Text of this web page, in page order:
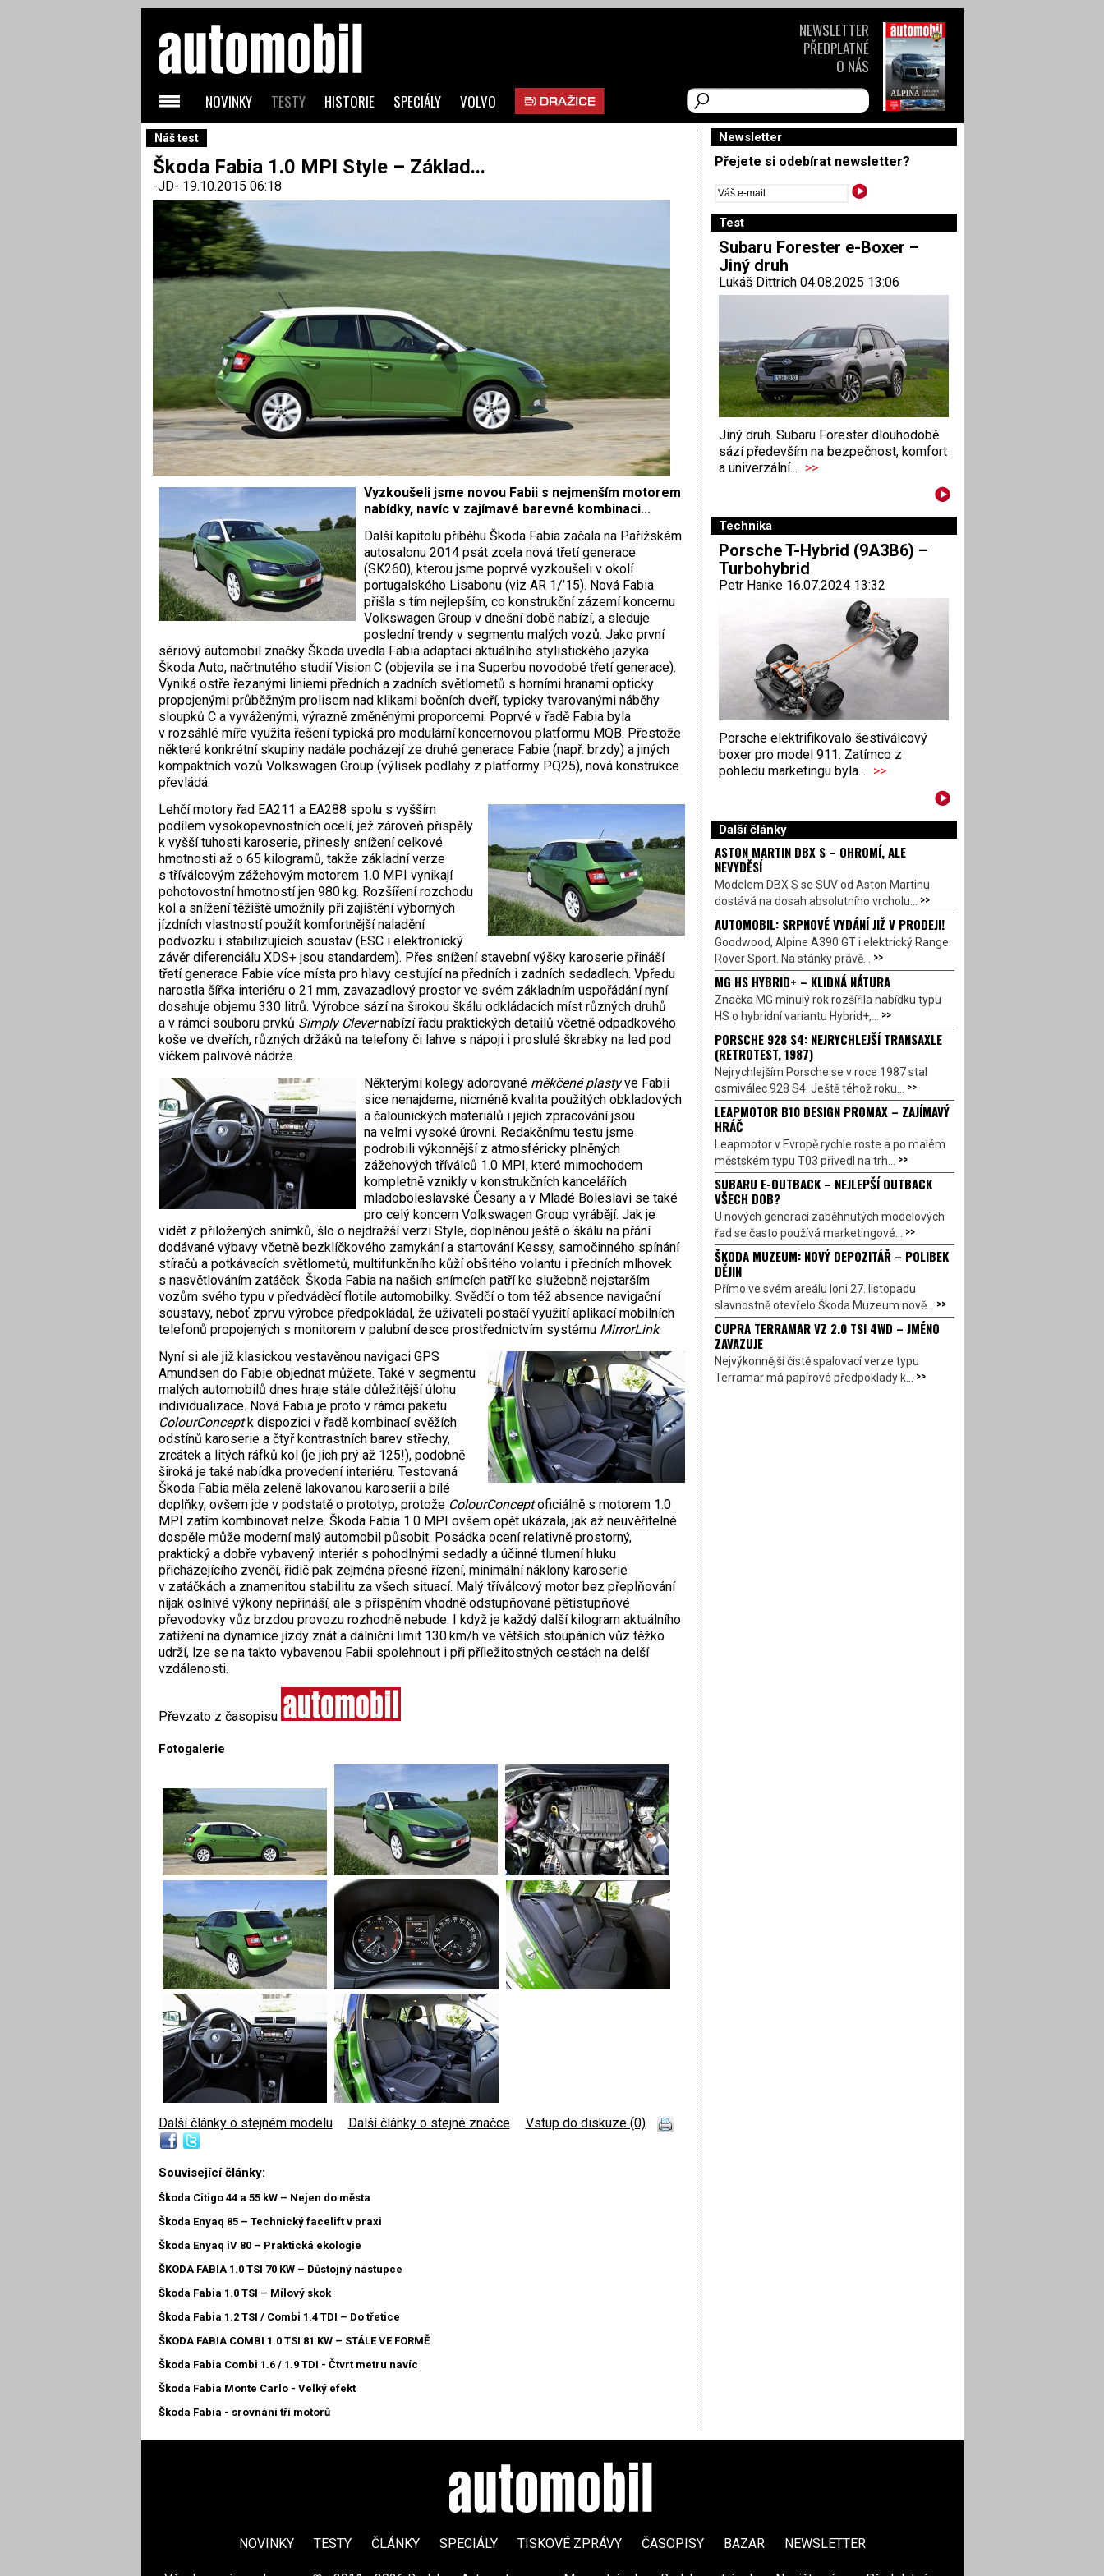
Náš test
Škoda Fabia 1.0 MPI Style – Základ...
-JD- 19.10.2015 06:18
Vyzkoušeli jsme novou Fabii s nejmenším motorem
nabídky, navíc v zajímavé barevné kombinaci...
Další kapitolu příběhu Škoda Fabia začala na Pařížském
autosalonu 2014 psát zcela nová třetí generace
(SK260), kterou jsme poprvé vyzkoušeli v okolí
portugalského Lisabonu (viz AR 1/’15). Nová Fabia
přišla s tím nejlepším, co konstrukční zázemí koncernu
Volkswagen Group v dnešní době nabízí, a sleduje
poslední trendy v segmentu malých vozů. Jako první
sériový automobil značky Škoda uvedla Fabia adaptaci aktuálního stylistického jazyka
Škoda Auto, načrtnutého studií Vision C (objevila se i na Superbu novodobé třetí generace).
Vyniká ostře řezanými liniemi předních a zadních světlometů s horními hranami opticky
propojenými průběžným prolisem nad klikami bočních dveří, typicky tvarovanými náběhy
sloupků C a vyváženými, výrazně změněnými proporcemi. Poprvé v řadě Fabia byla
v rozsáhlé míře využita řešení typická pro modulární koncernovou platformu MQB. Přestože
některé konkrétní skupiny nadále pocházejí ze druhé generace Fabie (např. brzdy) a jiných
kompaktních vozů Volkswagen Group (výlisek podlahy z platformy PQ25), nová konstrukce
převládá.
Lehčí motory řad EA211 a EA288 spolu s vyšším
podílem vysokopevnostních ocelí, jež zároveň přispěly
k vyšší tuhosti karoserie, přinesly snížení celkové
hmotnosti až o 65 kilogramů, takže základní verze
s tříválcovým zážehovým motorem 1.0 MPI vynikají
pohotovostní hmotností jen 980 kg. Rozšíření rozchodu
kol a snížení těžiště umožnily při zajištění výborných
jízdních vlastností použít komfortnější naladění
podvozku i stabilizujících soustav (ESC i elektronický
závěr diferenciálu XDS+ jsou standardem). Přes snížení stavební výšky karoserie přináší
třetí generace Fabie více místa pro hlavy cestující na předních i zadních sedadlech. Vpředu
narostla šířka interiéru o 21 mm, zavazadlový prostor ve svém základním uspořádání nyní
dosahuje objemu 330 litrů. Výrobce sází na širokou škálu odkládacích míst různých druhů
a v rámci souboru prvků Simply Clevernabízí řadu praktických detailů včetně odpadkového
koše ve dveřích, různých držáků na telefony či lahve s nápoji i proslulé škrabky na led pod
víčkem palivové nádrže.
Některými kolegy adorované měkčené plastyve Fabii
sice nenajdeme, nicméně kvalita použitých obkladových
a čalounických materiálů i jejich zpracování jsou
na velmi vysoké úrovni. Redakčnímu testu jsme
podrobili výkonnější z atmosféricky plněných
zážehových tříválců 1.0 MPI, které mimochodem
kompletně vznikly v konstrukčních kancelářích
mladoboleslavské Česany a v Mladé Boleslavi se také
pro celý koncern Volkswagen Group vyrábějí. Jak je
vidět z přiložených snímků, šlo o nejdražší verzi Style, doplněnou ještě o škálu na přání
dodávané výbavy včetně bezklíčkového zamykání a startování Kessy, samočinného spínání
stíračů a potkávacích světlometů, multifunkčního kůží obšitého volantu i předních mlhovek
s nasvětlováním zatáček. Škoda Fabia na našich snímcích patří ke služebně nejstarším
vozům svého typu v předváděcí flotile automobilky. Svědčí o tom též absence navigační
soustavy, neboť zprvu výrobce předpokládal, že uživateli postačí využití aplikací mobilních
telefonů propojených s monitorem v palubní desce prostřednictvím systému MirrorLink.
Nyní si ale již klasickou vestavěnou navigaci GPS
Amundsen do Fabie objednat můžete. Také v segmentu
malých automobilů dnes hraje stále důležitější úlohu
individualizace. Nová Fabia je proto v rámci paketu
ColourConceptk dispozici v řadě kombinací svěžích
odstínů karoserie a čtyř kontrastních barev střechy,
zrcátek a litých ráfků kol (je jich prý až 125!), podobně
široká je také nabídka provedení interiéru. Testovaná
Škoda Fabia měla zeleně lakovanou karoserii a bílé
doplňky, ovšem jde v podstatě o prototyp, protože ColourConceptoficiálně s motorem 1.0
MPI zatím kombinovat nelze. Škoda Fabia 1.0 MPI ovšem opět ukázala, jak až neuvěřitelné
dospěle může moderní malý automobil působit. Posádka ocení relativně prostorný,
praktický a dobře vybavený interiér s pohodlnými sedadly a účinné tlumení hluku
přicházejícího zvenčí, řidič pak zejména přesné řízení, minimální náklony karoserie
v zatáčkách a znamenitou stabilitu za všech situací. Malý tříválcový motor bez přeplňování
nijak oslnivé výkony nepřináší, ale s přispěním vhodně odstupňované pětistupňové
převodovky vůz brzdou provozu rozhodně nebude. I když je každý další kilogram aktuálního
zatížení na dynamice jízdy znát a dálniční limit 130 km/h ve větších stoupáních vůz těžko
udrží, lze se na takto vybavenou Fabii spolehnout i při příležitostných cestách na delší
vzdálenosti.
Převzato z časopisu
Fotogalerie
Další články o stejném modelu Další články o stejné značce Vstup do diskuze (0)
Související články:
Škoda Citigo 44 a 55 kW – Nejen do města
Škoda Enyaq 85 – Technický facelift v praxi
Škoda Enyaq iV 80 – Praktická ekologie
ŠKODA FABIA 1.0 TSI 70 KW – Důstojný nástupce
Škoda Fabia 1.0 TSI – Mílový skok
Škoda Fabia 1.2 TSI / Combi 1.4 TDI – Do třetice
ŠKODA FABIA COMBI 1.0 TSI 81 KW – STÁLE VE FORMĚ
Škoda Fabia Combi 1.6 / 1.9 TDI - Čtvrt metru navíc
Škoda Fabia Monte Carlo - Velký efekt
Škoda Fabia - srovnání tří motorů
Newsletter
Přejete si odebírat newsletter?
Test
Subaru Forester e-Boxer –
Jiný druh
Lukáš Dittrich 04.08.2025 13:06
Jiný druh. Subaru Forester dlouhodobě
sází především na bezpečnost, komfort
a univerzální... >>
Technika
Porsche T-Hybrid (9A3B6) –
Turbohybrid
Petr Hanke 16.07.2024 13:32
Porsche elektrifikovalo šestiválcový
boxer pro model 911. Zatímco z
pohledu marketingu byla... >>
Další články
ASTON MARTIN DBX S – OHROMÍ, ALE
NEVYDĚSÍ
Modelem DBX S se SUV od Aston Martinu
dostává na dosah absolutního vrcholu... >>
AUTOMOBIL: SRPNOVÉ VYDÁNÍ JIŽ V PRODEJI!
Goodwood, Alpine A390 GT i elektrický Range
Rover Sport. Na stánky právě... >>
MG HS HYBRID+ – KLIDNÁ NÁTURA
Značka MG minulý rok rozšířila nabídku typu
HS o hybridní variantu Hybrid+,... >>
PORSCHE 928 S4: NEJRYCHLEJŠÍ TRANSAXLE
(RETROTEST, 1987)
Nejrychlejším Porsche se v roce 1987 stal
osmiválec 928 S4. Ještě téhož roku... >>
LEAPMOTOR B10 DESIGN PROMAX – ZAJÍMAVÝ
HRÁČ
Leapmotor v Evropě rychle roste a po malém
městském typu T03 přivedl na trh... >>
SUBARU E-OUTBACK – NEJLEPŠÍ OUTBACK
VŠECH DOB?
U nových generací zaběhnutých modelových
řad se často používá marketingové... >>
ŠKODA MUZEUM: NOVÝ DEPOZITÁŘ – POLIBEK
DĚJIN
Přímo ve svém areálu loni 27. listopadu
slavnostně otevřelo Škoda Muzeum nově... >>
CUPRA TERRAMAR VZ 2.0 TSI 4WD – JMÉNO
ZAVAZUJE
Nejvýkonnější čistě spalovací verze typu
Terramar má papírové předpoklady k... >>
NOVINKY TESTY HISTORIE SPECIÁLY VOLVO
NEWSLETTER
PŘEDPLATNÉ
O NÁS
NOVINKY TESTY ČLÁNKY SPECIÁLY TISKOVÉ ZPRÁVY ČASOPISY BAZAR NEWSLETTER